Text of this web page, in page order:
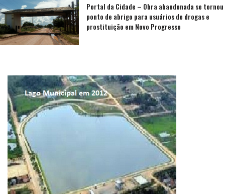
Portal da Cidade – Obra abandonada se tornou
ponto de abrigo para usuários de drogas e
prostituição em Novo Progresso